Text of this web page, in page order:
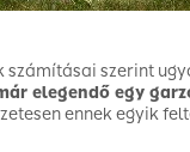
számításai szerint
elegendő egy
ennek egyik